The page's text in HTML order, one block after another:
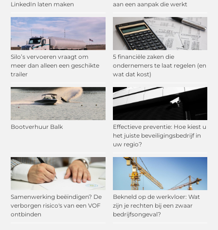
LinkedIn laten maken
aan een aanpak die werkt
Silo’s vervoeren vraagt om
meer dan alleen een geschikte
trailer
5 financiële zaken die
ondernemers te laat regelen (en
wat dat kost)
Bootverhuur Balk
Effectieve preventie: Hoe kiest u
het juiste beveiligingsbedrijf in
uw regio?
Samenwerking beëindigen? De
verborgen risico's van een VOF
ontbinden
Bekneld op de werkvloer: Wat
zijn je rechten bij een zwaar
bedrijfsongeval?